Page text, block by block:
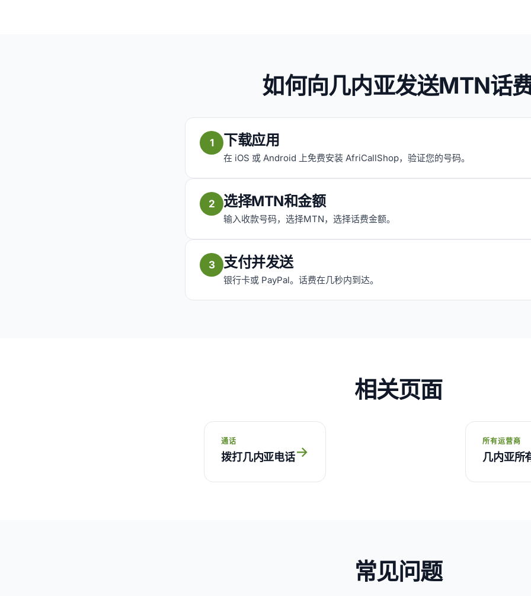
如何向几内亚发送MTN话
1 下载应用
在 iOS 或 Android 上免费安装 AfriCallShop，验证您的号码。
2 选择MTN和金额
输入收款号码，选择MTN，选择话费金额。
3 支付并发送
银行卡或 PayPal。话费在几秒内到达。
相关页面
通话
拨打几内亚电话→
所有运营商
几内亚所
常见问题